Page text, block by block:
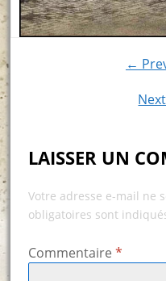
←
LAISSER UN
Votre adresse e-mail ne
obligatoires sont
Commentaire *